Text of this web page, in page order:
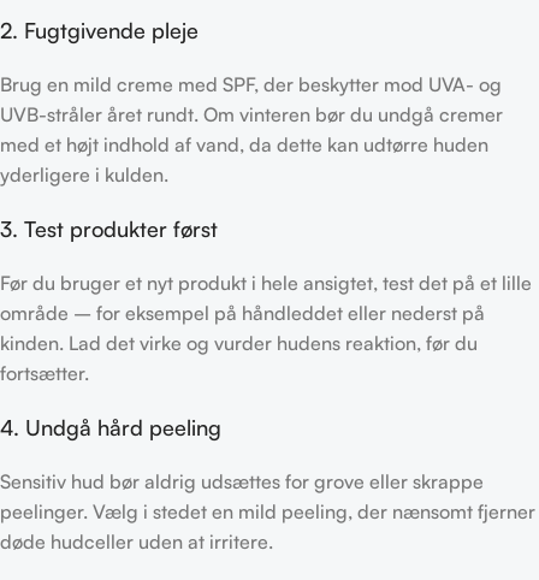
2. Fugtgivende pleje
Brug en mild creme med SPF, der beskytter mod UVA- og
UVB-stråler året rundt. Om vinteren bør du undgå cremer
med et højt indhold af vand, da dette kan udtørre huden
yderligere i kulden.
3. Test produkter først
Før du bruger et nyt produkt i hele ansigtet, test det på et lille
område – for eksempel på håndleddet eller nederst på
kinden. Lad det virke og vurder hudens reaktion, før du
fortsætter.
4. Undgå hård peeling
Sensitiv hud bør aldrig udsættes for grove eller skrappe
peelinger. Vælg i stedet en mild peeling, der nænsomt fjerner
døde hudceller uden at irritere.